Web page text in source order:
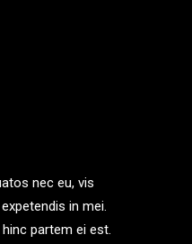
nec eu, vis
in mei.
partem ei est.